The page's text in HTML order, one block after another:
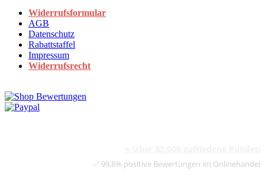
Widerrufsformular
AGB
Datenschutz
Rabattstaffel
Impressum
Widerrufsrecht
✅ 99,8% positive Bewertungen im Onlinehandel